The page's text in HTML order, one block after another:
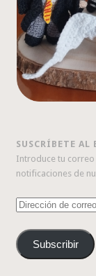
SUSCRÍBETE AL
Introduce tu
notificaciones de
Dirección
correo
electrónico
Subscribir